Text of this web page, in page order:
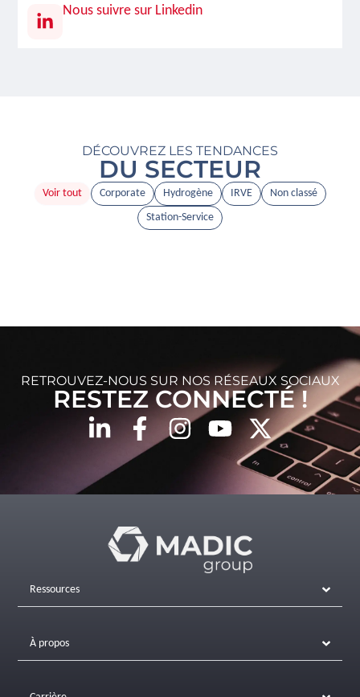
Nous suivre sur Linkedin
DÉCOUVREZ LES TENDANCES
DU SECTEUR
Corporate Hydrogène IRVE
Non classé
Station-Service
Voir tout
RETROUVEZ-NOUS SUR NOS RÉSEAUX SOCIAUX
RESTEZ CONNECTÉ !
Ressources
À propos